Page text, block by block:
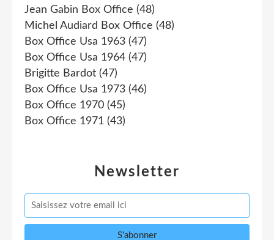
Newsletter
Jean Gabin Box Office (48)
Michel Audiard Box Office (48)
Box Office Usa 1963 (47)
Box Office Usa 1964 (47)
Brigitte Bardot (47)
Box Office Usa 1973 (46)
Box Office 1970 (45)
Box Office 1971 (43)